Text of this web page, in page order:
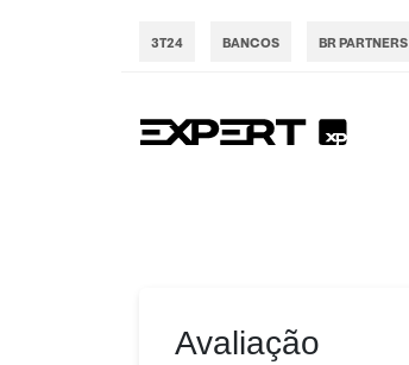
3T24 BANCOS BR PARTNERS
Avaliação